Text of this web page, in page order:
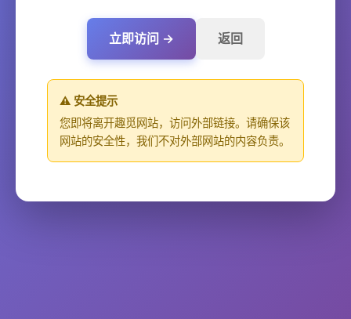
立即访问 → 返回
⚠️ 安全提示
您即将离开趣觅网站，访问外部链接。请确保该
网站的安全性，我们不对外部网站的内容负责。